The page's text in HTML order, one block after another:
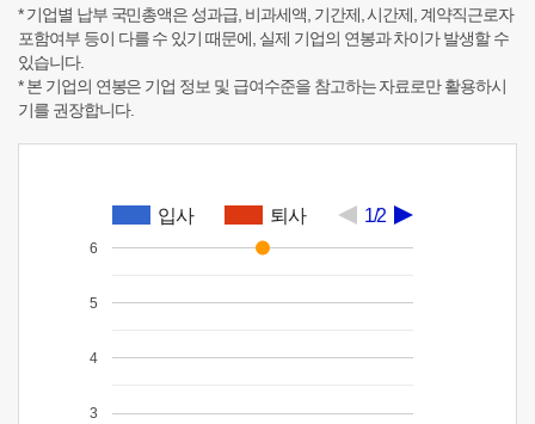
* 기업별 납부 국민총액은 성과급, 비과세액, 기간제, 시간제, 계약직근로자
포함여부 등이 다를 수 있기 때문에, 실제 기업의 연봉과 차이가 발생할 수
있습니다.
* 본 기업의 연봉은 기업 정보 및 급여수준을 참고하는 자료로만 활용하시
기를 권장합니다.
입사 퇴사 1/2
3
4
5
6